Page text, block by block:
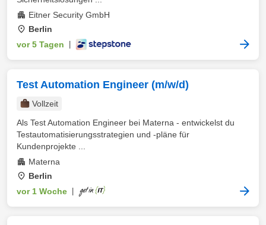
Eitner Security GmbH
Berlin
vor 5 Tagen
Test Automation Engineer (m/w/d)
Vollzeit
Als Test Automation Engineer bei Materna - entwickelst du
Testautomatisierungsstrategien und -pläne für
Kundenprojekte ...
Materna
Berlin
vor 1 Woche